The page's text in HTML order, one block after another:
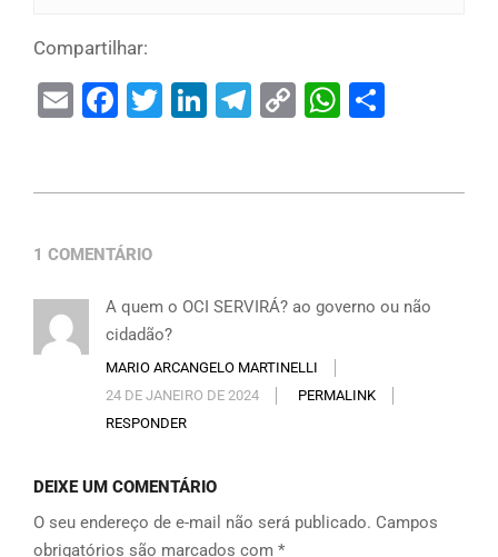
Compartilhar:
EmailFacebook
Twitter
LinkedIn
Telegram
Copy
1 COMENTÁRIO
A quem o OCI SERVIRÁ? ao governo ou não
cidadão?
MARIO ARCANGELO MARTINELLI
24 DE JANEIRO DE 2024
PERMALINK
RESPONDER
DEIXE UM COMENTÁRIO
O seu endereço de e-mail não será publicado. Campos
obrigatórios são marcados com *